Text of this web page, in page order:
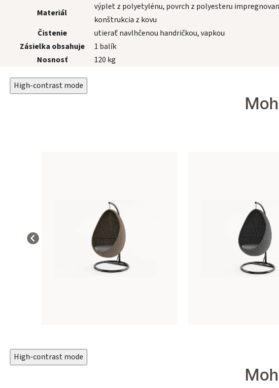
Materiál
výplet z polyetylénu, povrch z polyesteru
konštrukcia z kovu
Čistenie
utierať navlhčenou handričkou, vapkou
Zásielka obsahuje
1 balík
Nosnosť
120 kg
High-contrast mode
High-contrast mode